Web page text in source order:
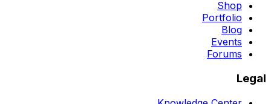
Shop
Portfolio
Blog
Events
Forums
Legal